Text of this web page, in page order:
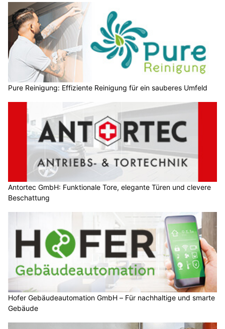
Pure Reinigung: Effiziente Reinigung für ein sauberes Umfeld
Antortec GmbH: Funktionale Tore, elegante Türen und clevere
Beschattung
Hofer Gebäudeautomation GmbH – Für nachhaltige und smarte
Gebäude